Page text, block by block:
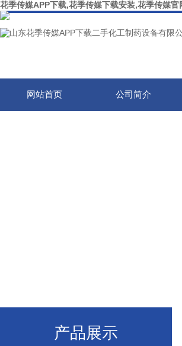
花季传媒APP下载,花季传媒下载安装,花季传媒
网站首页 公司简介
产品展示